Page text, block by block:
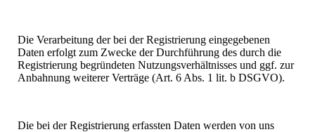
Die Verarbeitung der bei der Registrierung eingegebenen
Daten erfolgt zum Zwecke der Durchführung des durch die
Registrierung begründeten Nutzungsverhältnisses und ggf. zur
Anbahnung weiterer Verträge (Art. 6 Abs. 1 lit. b DSGVO).
Die bei der Registrierung erfassten Daten werden von uns